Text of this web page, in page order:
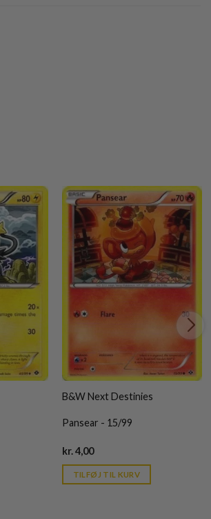
B&W Next Destinies
Pansear - 15/99
kr.4,00Current
is:
kr. 39,95.
TILFØJ TIL KURV